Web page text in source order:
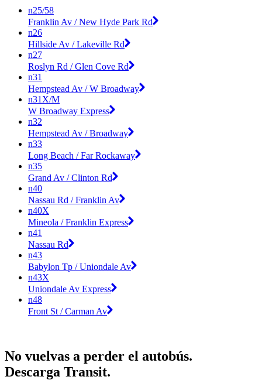
n25/58
Franklin Av / New Hyde Park Rd
n26
Hillside Av / Lakeville Rd
n27
Roslyn Rd / Glen Cove Rd
n31
Hempstead Av / W Broadway
n31X/M
W Broadway Express
n32
Hempstead Av / Broadway
n33
Long Beach / Far Rockaway
n35
Grand Av / Clinton Rd
n40
Nassau Rd / Franklin Av
n40X
Mineola / Franklin Express
n41
Nassau Rd
n43
Babylon Tp / Uniondale Av
n43X
Uniondale Av Express
n48
Front St / Carman Av
No vuelvas a perder el autobús.
Descarga Transit.